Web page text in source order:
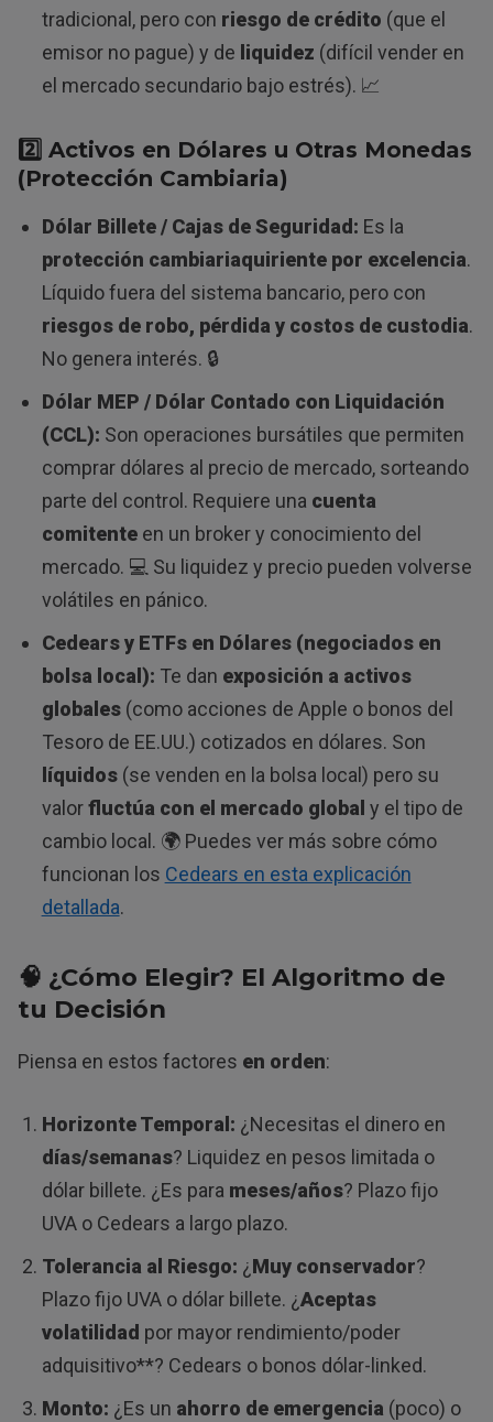
tradicional, pero con riesgo de crédito (que el
emisor no pague) y de liquidez (difícil vender en
el mercado secundario bajo estrés). 📈
2️⃣ Activos en Dólares u Otras Monedas
(Protección Cambiaria)
Dólar Billete / Cajas de Seguridad: Es la
protección cambiariaquiriente por excelencia.
Líquido fuera del sistema bancario, pero con
riesgos de robo, pérdida y costos de custodia.
No genera interés. 🔒
Dólar MEP / Dólar Contado con Liquidación
(CCL): Son operaciones bursátiles que permiten
comprar dólares al precio de mercado, sorteando
parte del control. Requiere una cuenta
comitenteen un broker y conocimiento del
mercado. 💻 Su liquidez y precio pueden volverse
volátiles en pánico.
Cedears y ETFs en Dólares (negociados en
bolsa local): Te dan exposición a activos
globales(como acciones de Apple o bonos del
Tesoro de EE.UU.) cotizados en dólares. Son
líquidos(se venden en la bolsa local) pero su
valorfluctúa con el mercado global y el tipo de
cambio local. 🌍 Puedes ver más sobre cómo
funcionan los Cedears en esta explicación
detallada.
🧠 ¿Cómo Elegir? El Algoritmo de
tu Decisión
Piensa en estos factores en orden:
Horizonte Temporal: ¿Necesitas el dinero en
días/semanas? Liquidez en pesos limitada o
dólar billete. ¿Es para meses/años? Plazo fijo
UVA o Cedears a largo plazo.
Tolerancia al Riesgo: ¿Muy conservador?
Plazo fijo UVA o dólar billete. ¿Aceptas
volatilidad por mayor rendimiento/poder
adquisitivo**? Cedears o bonos dólar-linked.
Monto: ¿Es un ahorro de emergencia (poco) o